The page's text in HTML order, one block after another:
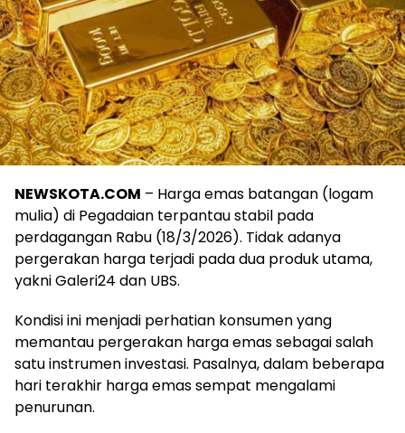
NEWSKOTA.COM – Harga emas batangan (logam
mulia) di Pegadaian terpantau stabil pada
perdagangan Rabu (18/3/2026). Tidak adanya
pergerakan harga terjadi pada dua produk utama,
yakni Galeri24 dan UBS.
Kondisi ini menjadi perhatian konsumen yang
memantau pergerakan harga emas sebagai salah
satu instrumen investasi. Pasalnya, dalam beberapa
hari terakhir harga emas sempat mengalami
penurunan.